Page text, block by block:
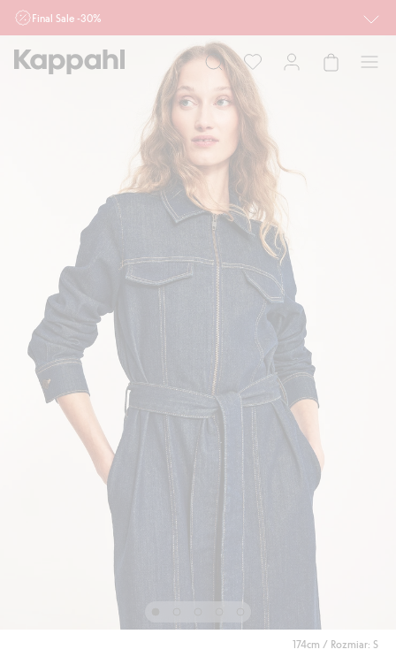
Final Sale -30%
Ważne przy zakupie min. 2 sztuk produktów włączonych w ofertę, również z
działu outlet do 10.8 w sklepach Kappahl i Newbie oraz na kappahl.com. Ofert
nie łączymy
Mężczyzna Dziecko
174cm / Rozmiar: S